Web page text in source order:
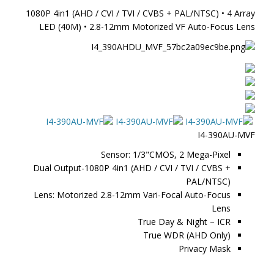
1080P 4in1 (AHD / CVI / TVI / CVBS + PAL/NTSC) • 4 Array
LED (40M) • 2.8-12mm Motorized VF Auto-Focus Lens
I4-390AU-MVF
Sensor: 1/3"CMOS, 2 Mega-Pixel
Dual Output-1080P 4in1 (AHD / CVI / TVI / CVBS +
PAL/NTSC)
Lens: Motorized 2.8-12mm Vari-Focal Auto-Focus
Lens
True Day & Night – ICR
True WDR (AHD Only)
Privacy Mask